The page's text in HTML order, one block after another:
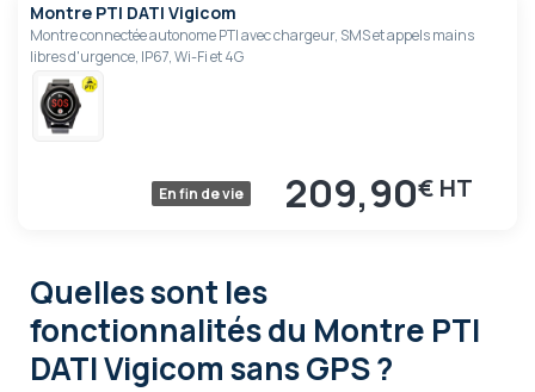
Montre PTI DATI Vigicom
Montre connectée autonome PTI avec chargeur, SMS et appels mains
libres d'urgence, IP67, Wi-Fi et 4G
En fin de vie 209,90€
Quelles sont les
fonctionnalitésdu Montre PTI
DATI Vigicom sans GPS ?